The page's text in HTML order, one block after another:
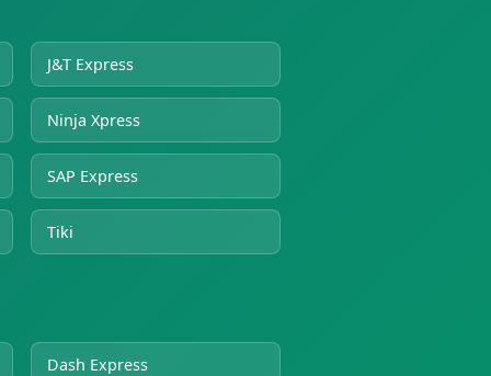
J&T Express
Ninja Xpress
SAP Express
Tiki
Dash Express